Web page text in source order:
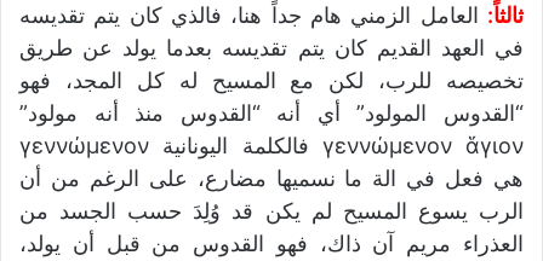
ثالثاً: العامل الزمني هام جداً هنا، فالذي كان يتم تقديسه
في العهد القديم كان يتم تقديسه بعدما يولد عن طريق
تخصيصه للرب، لكن مع المسيح له كل المجد، فهو
“القدوس المولود” أي أنه “القدوس منذ أنه مولود”
γεννώμενον ἅγιον فالكلمة اليونانية γεννώμενον
هي فعل في الة ما نسميها مضارع، على الرغم من أن
الرب يسوع المسيح لم يكن قد وُلِدَ حسب الجسد من
العذراء مريم آن ذاك، فهو القدوس من قبل أن يولد،